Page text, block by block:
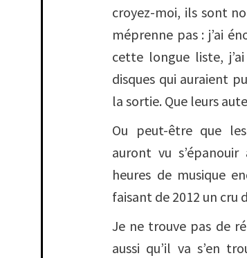
croyez-moi, ils sont
méprenne pas : j’ai
cette longue liste,
disques qui auraient
la sortie. Que leurs
Ou peut-être que
auront vu
heures de musique
faisant de 2012 un cru
Je ne trouve pas de
aussi qu’il va s’en